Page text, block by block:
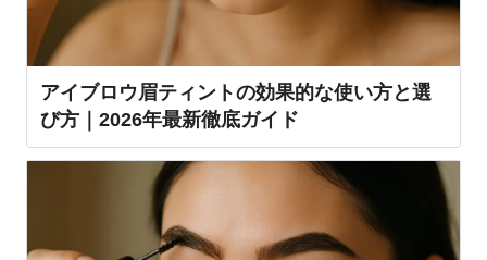
アイブロウ眉ティントの効果的な使い方と選
び方｜2026年最新徹底ガイド